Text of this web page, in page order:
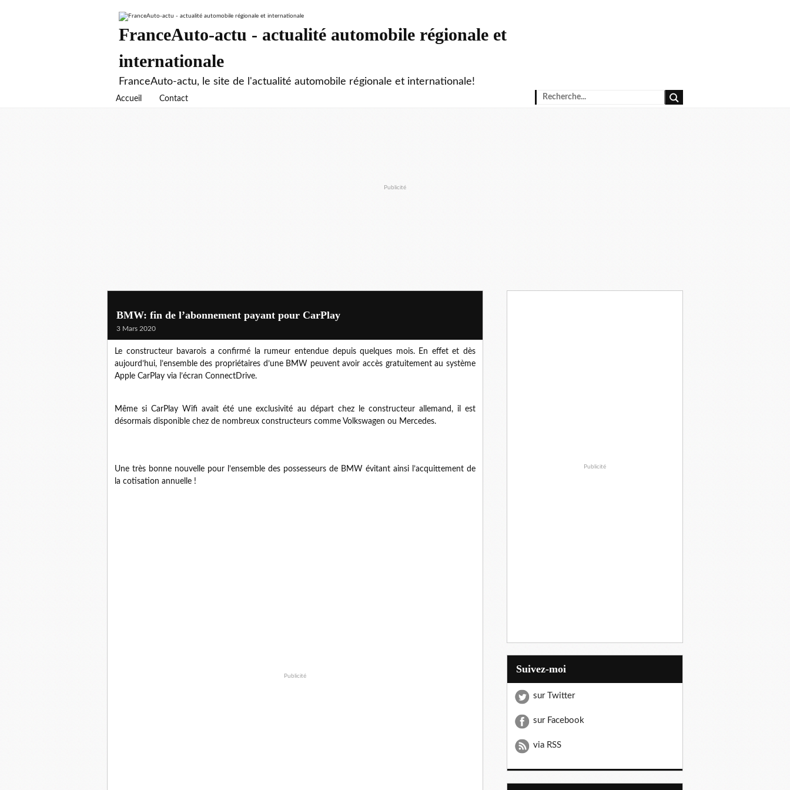
FranceAuto-actu - actualité automobile régionale et
internationale
FranceAuto-actu, le site de l'actualité automobile régionale et internationale!
Accueil Contact
Publicité
BMW: fin de l’abonnement payant pour CarPlay
3 Mars 2020
Le constructeur bavarois a confirmé la rumeur entendue depuis quelques mois. En effet et dès
aujourd’hui, l’ensemble des propriétaires d’une BMW peuvent avoir accès gratuitement au système
Apple CarPlay via l’écran ConnectDrive.
Même si CarPlay Wifi avait été une exclusivité au départ chez le constructeur allemand, il est
désormais disponible chez de nombreux constructeurs comme Volkswagen ou Mercedes.
Une très bonne nouvelle pour l’ensemble des possesseurs de BMW évitant ainsi l’acquittement de
la cotisation annuelle !
Publicité
Publicité
Suivez-moi
sur Twitter
sur Facebook
via RSS